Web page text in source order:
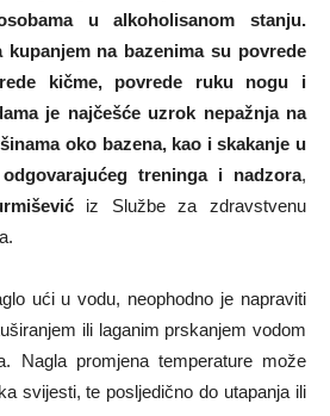
u alkoholisanom stanju.
kupanjem na bazenima su povrede
kičme, povrede ruku nogu i
je najčešće uzrok nepažnja na
oko bazena, kao i skakanje u
treninga i nadzora,
iz Službe za zdravstvenu
ući u vodu, neophodno je napraviti
ili laganim prskanjem vodom
Nagla promjena temperature može
svijesti, te posljedično do utapanja ili